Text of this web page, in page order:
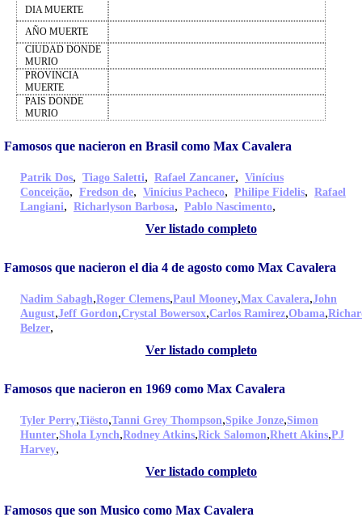
DIA MUERTE
AÑO MUERTE
CIUDAD DONDE
MURIO
PROVINCIA
MUERTE
PAIS DONDE
MURIO
Famosos que nacieron en Brasil como Max Cavalera
Patrik Dos, Tiago Saletti, Rafael Zancaner, Vinícius
Conceição, Fredson de, Vinícius Pacheco, Philipe Fidelis, Rafael
Langiani, Richarlyson Barbosa, Pablo Nascimento,
Ver listado completo
Famosos que nacieron el dia 4 de agosto como Max Cavalera
Nadim Sabagh,Roger Clemens,Paul Mooney,Max Cavalera,John
August,Jeff Gordon,Crystal Bowersox,Carlos Ramirez,Obama,
Belzer,
Ver listado completo
Famosos que nacieron en 1969 como Max Cavalera
Tyler Perry,Tiësto,Tanni Grey Thompson,Spike Jonze,Simon
Hunter,Shola Lynch,Rodney Atkins,Rick Salomon,Rhett Akins,PJ
Harvey,
Ver listado completo
Famosos que son Musico como Max Cavalera